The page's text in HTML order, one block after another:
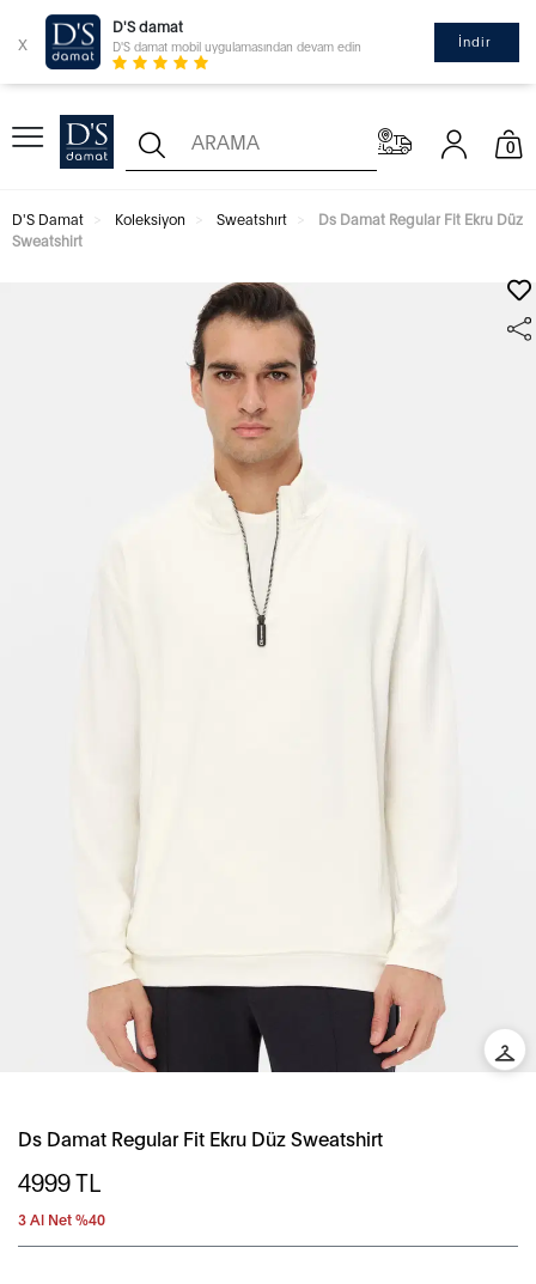
x
D'S damat
D'S damat mobil uygulamasından devam edin İndir
0
D'S Damat Koleksiyon Sweatshırt
Ds Damat Regular Fit Ekru Düz
Sweatshirt
Ds Damat Regular Fit Ekru Düz Sweatshirt
4999TL
3 Al Net %40